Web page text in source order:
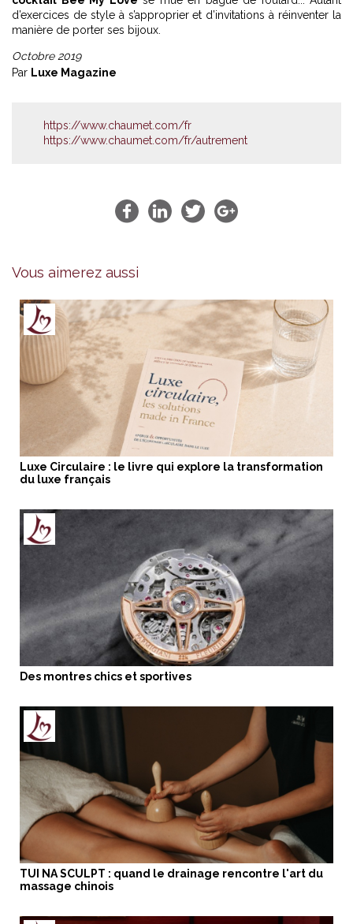
d’exercices de style à s’approprier et d’invitations à réinventer la
manière de porter ses bijoux.
Octobre 2019
Par Luxe Magazine
https://www.chaumet.com/fr
https://www.chaumet.com/fr/autrement
Vous aimerez aussi
Luxe Circulaire : le livre qui explore la transformation
du luxe français
Des montres chics et sportives
TUI NA SCULPT : quand le drainage rencontre l'art du
massage chinois